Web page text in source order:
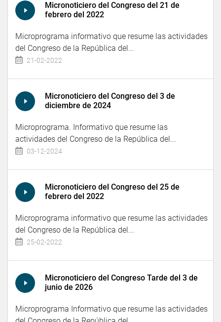
Micronoticiero del Congreso del 21 de
febrero del 2022
Microprograma informativo que resume las actividades
del Congreso de la República del...
21-02-2022
Micronoticiero del Congreso del 3 de
diciembre de 2024
Microprograma. Informativo que resume las
actividades del Congreso de la República del...
03-12-2024
Micronoticiero del Congreso del 25 de
febrero del 2022
Microprograma informativo que resume las actividades
del Congreso de la República del...
25-02-2022
Micronoticiero del Congreso Tarde del 3 de
junio de 2026
Microprograma Informativo que resume las actividades